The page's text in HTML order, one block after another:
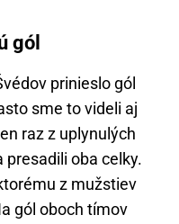
gól
prinieslo gól
sme to videli aj
raz z uplynulých
oba celky.
z mužstiev
gól oboch tímov